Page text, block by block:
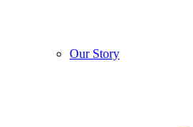
Our Story